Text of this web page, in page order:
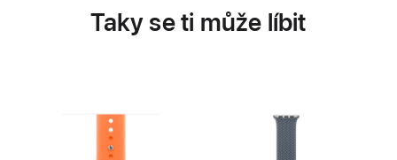
Taky se ti může líbit